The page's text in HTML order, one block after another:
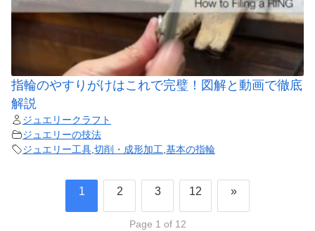
指輪のやすりがけはこれで完璧！図解と動画で徹底
解説
ジュエリークラフト
ジュエリーの技法
ジュエリー工具 切削・成形加工 基本の指輪
1 2 3 12 »
Page 1 of 12